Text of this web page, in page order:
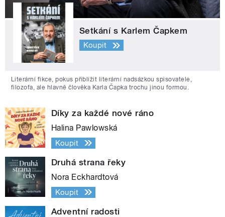
Setkání s Karlem Čapkem
Koupit
Literární fikce, pokus přiblížit literární nadsázkou spisovatele,
filozofa, ale hlavně člověka Karla Čapka trochu jinou formou.
Díky za každé nové ráno
Halina Pawlowská
Koupit
Druhá strana řeky
Nora Eckhardtová
Koupit
Adventní radosti